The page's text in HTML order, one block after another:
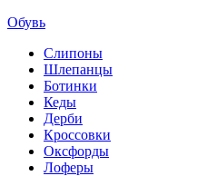
Обувь
Слипоны
Шлепанцы
Ботинки
Кеды
Дерби
Кроссовки
Оксфорды
Лоферы